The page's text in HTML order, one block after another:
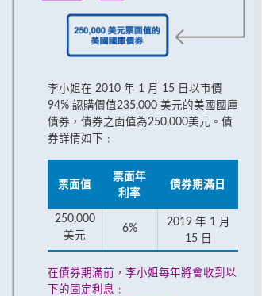
李小姐在 2010 年 1 月 15 日以市價
94% 認購價值235,000 美元的美國國庫
債券，債券之面值為250,000美元。債
券詳情如下﹕
票面值
票面年
利率
債券期滿日
250,000
美元
6%
2019 年 1 月
15 日
在債券期滿前，李小姐每年將會收到以
下的固定利息﹕